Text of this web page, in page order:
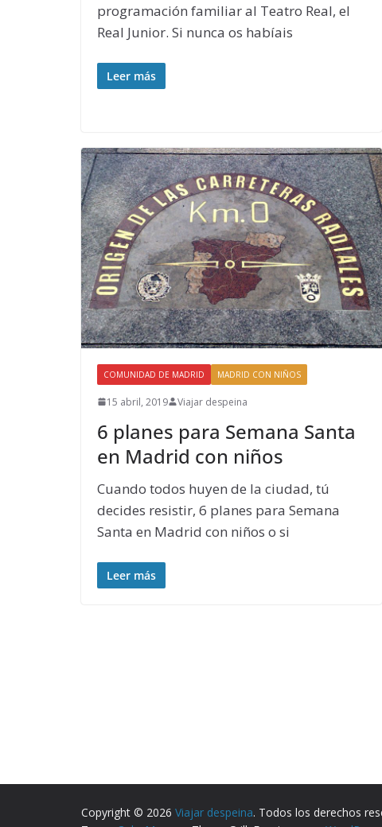
programación familiar al Teatro Real, el
Real Junior. Si nunca os habíais
Leer más
COMUNIDAD DE MADRID MADRID CON NIÑOS
15 abril, 2019 Viajar despeina
6 planes para Semana Santa
en Madrid con niños
Cuando todos huyen de la ciudad, tú
decides resistir, 6 planes para Semana
Santa en Madrid con niños o si
Leer más
Copyright © 2026 Viajar despeina. Todos los derechos